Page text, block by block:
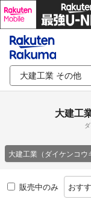
大建工
大建工業（ダイケンコウ
販売中のみ おす